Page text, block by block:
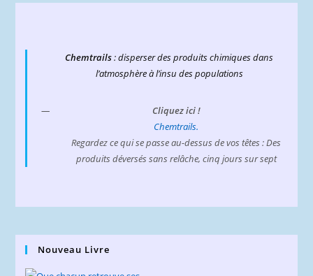
Chemtrails: disperser des produits chimiques dans
l’atmosphère à l’insu des populations
Cliquez ici !
Chemtrails.
Regardez ce qui se passe au-dessus de vos têtes : Des
produits déversés sans relâche, cinq jours sur sept
Nouveau Livre